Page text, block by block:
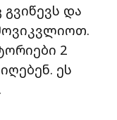
და
2
ეს